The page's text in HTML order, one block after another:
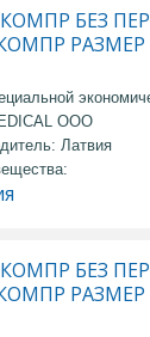
БЕЗ
КОМПР РАЗМЕР
OOO
Латвия
БЕЗ
КОМПР РАЗМЕР